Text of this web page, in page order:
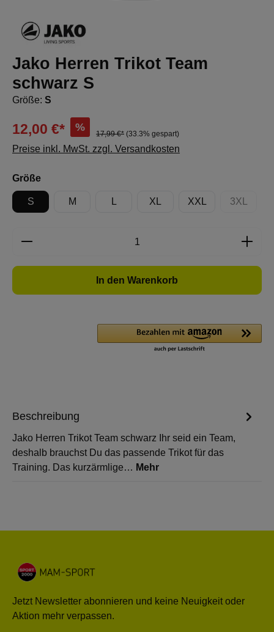
Jako Herren Trikot Team
schwarz S
Größe: S
12,00 €* %
17,99 €* (33.3% gespart)
Preise inkl. MwSt. zzgl. Versandkosten
Größeauswählen
S M L XL XXL 3XL
(Diese
Produkt Anzahl: Gib den gewünschten
In den Warenkorb
Beschreibung
Jako Herren Trikot Team schwarz Ihr seid ein Team,
deshalb brauchst Du das passende Trikot für das
Training. Das kurzärmlige… Mehr
Jetzt Newsletter abonnieren und keine Neuigkeit oder
Aktion mehr verpassen.